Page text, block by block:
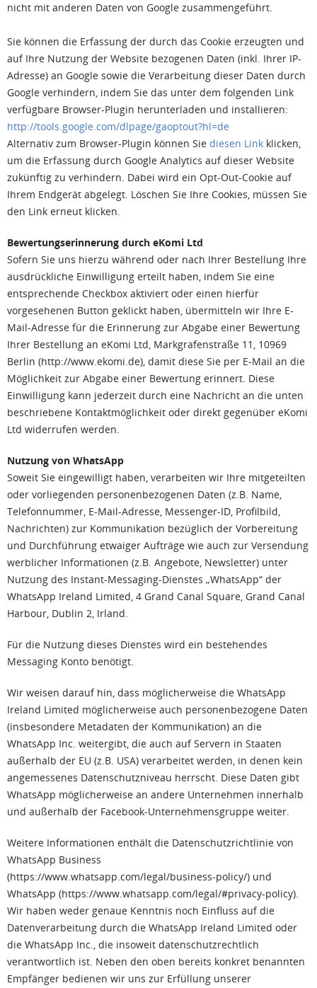
nicht mit anderen Daten von Google zusammengeführt.
Sie können die Erfassung der durch das Cookie erzeugten und
auf Ihre Nutzung der Website bezogenen Daten (inkl. Ihrer IP-
Adresse) an Google sowie die Verarbeitung dieser Daten durch
Google verhindern, indem Sie das unter dem folgenden Link
verfügbare Browser-Plugin herunterladen und installieren:
http://tools.google.com/dlpage/gaoptout?hl=de
Alternativ zum Browser-Plugin können Sie diesen Link klicken,
um die Erfassung durch Google Analytics auf dieser Website
zukünftig zu verhindern. Dabei wird ein Opt-Out-Cookie auf
Ihrem Endgerät abgelegt. Löschen Sie Ihre Cookies, müssen Sie
den Link erneut klicken.
Bewertungserinnerung durch eKomi Ltd
Sofern Sie uns hierzu während oder nach Ihrer Bestellung Ihre
ausdrückliche Einwilligung erteilt haben, indem Sie eine
entsprechende Checkbox aktiviert oder einen hierfür
vorgesehenen Button geklickt haben, übermitteln wir Ihre E-
Mail-Adresse für die Erinnerung zur Abgabe einer Bewertung
Ihrer Bestellung an eKomi Ltd, Markgrafenstraße 11, 10969
Berlin (http://www.ekomi.de), damit diese Sie per E-Mail an die
Möglichkeit zur Abgabe einer Bewertung erinnert. Diese
Einwilligung kann jederzeit durch eine Nachricht an die unten
beschriebene Kontaktmöglichkeit oder direkt gegenüber eKomi
Ltd widerrufen werden.
Nutzung von WhatsApp
Soweit Sie eingewilligt haben, verarbeiten wir Ihre mitgeteilten
oder vorliegenden personenbezogenen Daten (z.B. Name,
Telefonnummer, E-Mail-Adresse, Messenger-ID, Profilbild,
Nachrichten) zur Kommunikation bezüglich der Vorbereitung
und Durchführung etwaiger Aufträge wie auch zur Versendung
werblicher Informationen (z.B. Angebote, Newsletter) unter
Nutzung des Instant-Messaging-Dienstes „WhatsApp“ der
WhatsApp Ireland Limited, 4 Grand Canal Square, Grand Canal
Harbour, Dublin 2, Irland.
Für die Nutzung dieses Dienstes wird ein bestehendes
Messaging Konto benötigt.
Wir weisen darauf hin, dass möglicherweise die WhatsApp
Ireland Limited möglicherweise auch personenbezogene Daten
(insbesondere Metadaten der Kommunikation) an die
WhatsApp Inc. weitergibt, die auch auf Servern in Staaten
außerhalb der EU (z.B. USA) verarbeitet werden, in denen kein
angemessenes Datenschutzniveau herrscht. Diese Daten gibt
WhatsApp möglicherweise an andere Unternehmen innerhalb
und außerhalb der Facebook-Unternehmensgruppe weiter.
Weitere Informationen enthält die Datenschutzrichtlinie von
WhatsApp Business
(https://www.whatsapp.com/legal/business-policy/) und
WhatsApp (https://www.whatsapp.com/legal/#privacy-policy).
Wir haben weder genaue Kenntnis noch Einfluss auf die
Datenverarbeitung durch die WhatsApp Ireland Limited oder
die WhatsApp Inc., die insoweit datenschutzrechtlich
verantwortlich ist. Neben den oben bereits konkret benannten
Empfänger bedienen wir uns zur Erfüllung unserer